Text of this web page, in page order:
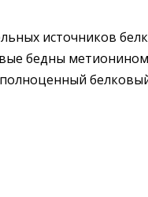
источников
бедны